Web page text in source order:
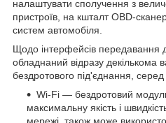
налаштувати сполучення з
пристроїв, на кшталт OBD-
систем автомобіля.
Щодо інтерфейсів передавання
обладнаний відразу декількома
бездротового під'єднання, серед
Wi-Fi — бездротовий
максимальну якість і